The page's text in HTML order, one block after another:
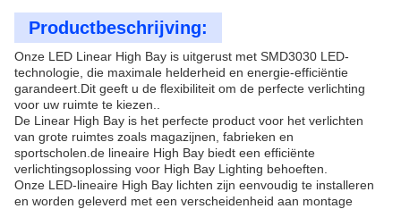
Productbeschrijving:
Onze LED Linear High Bay is uitgerust met SMD3030 LED-
technologie, die maximale helderheid en energie-efficiëntie
garandeert.Dit geeft u de flexibiliteit om de perfecte verlichting
voor uw ruimte te kiezen..
De Linear High Bay is het perfecte product voor het verlichten
van grote ruimtes zoals magazijnen, fabrieken en
sportscholen.de lineaire High Bay biedt een efficiënte
verlichtingsoplossing voor High Bay Lighting behoeften.
Onze LED-lineaire High Bay lichten zijn eenvoudig te installeren
en worden geleverd met een verscheidenheid aan montage